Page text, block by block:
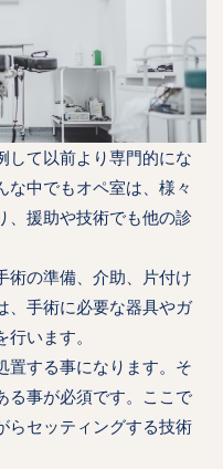
して以前より専門的にな
な中でもオペ室は、様々
、援助や技術でも他の診
術の準備、介助、片付け
、手術に必要な器具やガ
います。
置する事になります。そ
る事が必須です。ここで
らセッティングする技術